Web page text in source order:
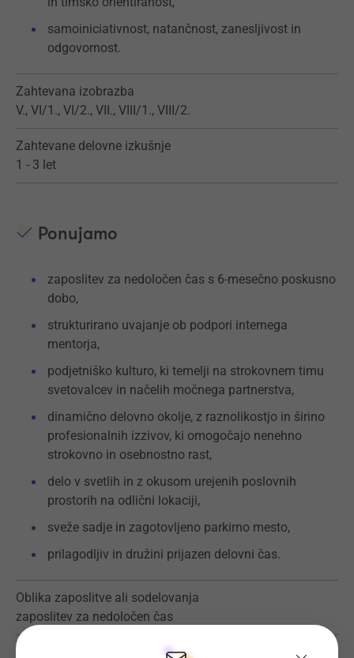
samoiniciativnost, natančnost, zanesljivost in
odgovornost.
Zahtevana izobrazba
V., VI/1., VI/2., VII., VIII/1., VIII/2.
Zahtevane delovne izkušnje
1 - 3 let
Ponujamo
zaposlitev za nedoločen čas s 6-mesečno poskusno
dobo,
strukturirano uvajanje ob podpori internega
mentorja,
podjetniško kulturo, ki temelji na strokovnem timu
svetovalcev in načelih močnega partnerstva,
dinamično delovno okolje, z raznolikostjo in širino
profesionalnih izzivov, ki omogočajo nenehno
strokovno in osebnostno rast,
delo v svetlih in z okusom urejenih poslovnih
prostorih na odlični lokaciji,
sveže sadje in zagotovljeno parkirno mesto,
prilagodljiv in družini prijazen delovni čas.
Oblika zaposlitve ali sodelovanja
zaposlitev za nedoločen čas